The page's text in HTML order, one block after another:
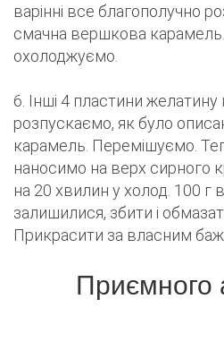
варінні все благополучно
смачна вершкова
охолоджуємо.
6. Інші 4 пластини желатину
розпускаємо, як було
карамель. Перемішуємо.
наносимо на верх сирного
на 20 хвилин у холод. 100 г
залишилися, збити і
Прикрасити за власним
Приємного